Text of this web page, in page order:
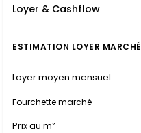
Loyer & Cashflow
ESTIMATION LOYER MARCHÉ
Loyer moyen mensuel
Fourchette marché
Prix au m²